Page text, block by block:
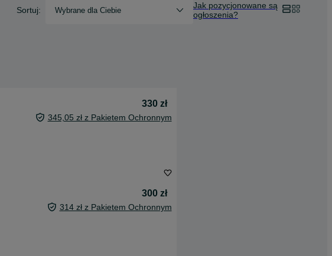
Sortuj: Wybrane dla Ciebie
Jak pozycjonowane są
ogłoszenia?
330 zł
345,05 zł z Pakietem Ochronnym
300 zł
314 zł z Pakietem Ochronnym